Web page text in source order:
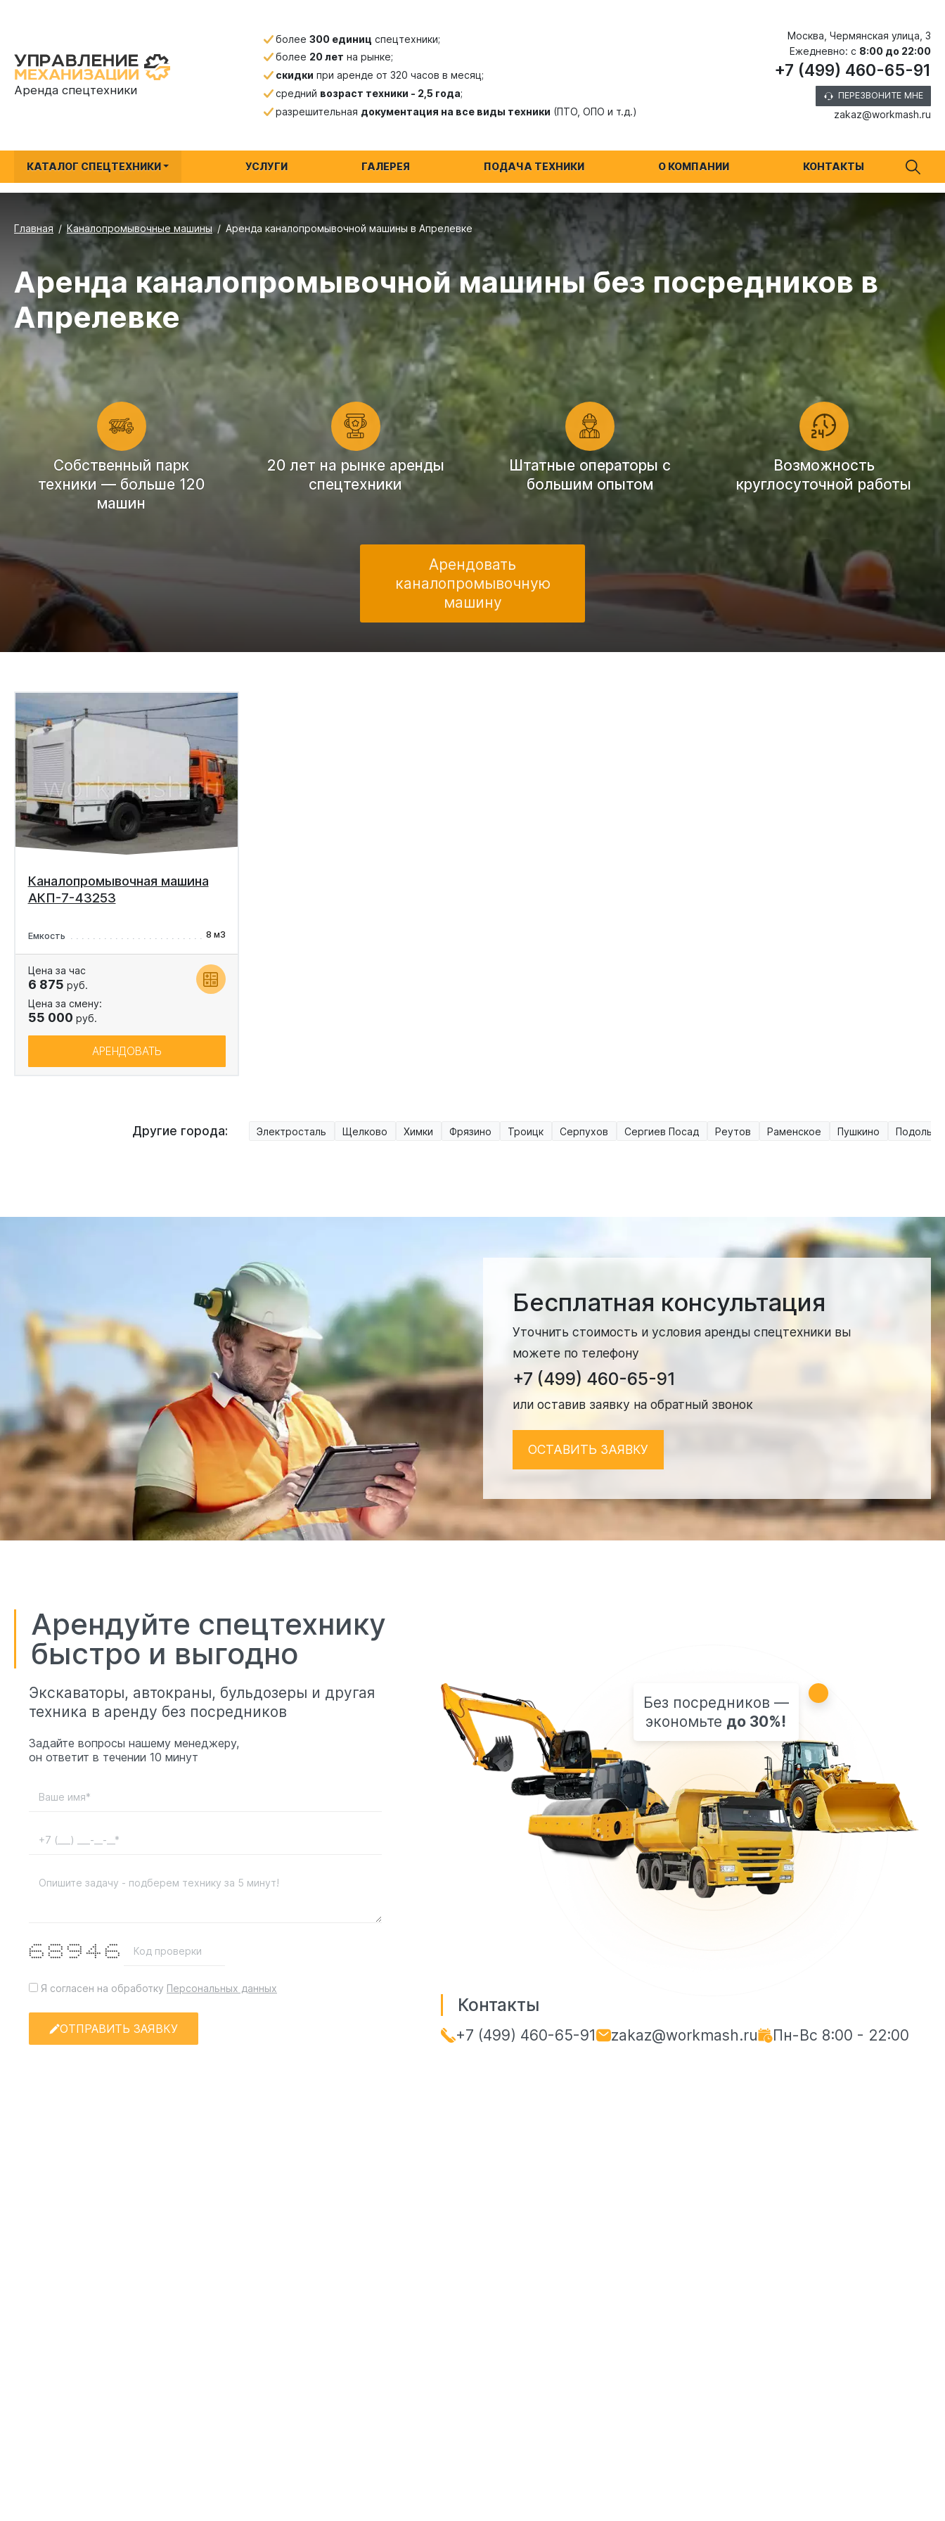
Аренда спецтехники
более 300 единиц спецтехники;
более 20 лет на рынке;
скидки при аренде от 320 часов в месяц;
средний возраст техники - 2,5 года;
разрешительная документация на все виды техники (ПТО, ОПО и т.д.)
Москва, Чермянская улица, 3
Ежедневно: с 8:00 до 22:00
+7 (499) 460-65-91
ПЕРЕЗВОНИТЕ МНЕ
zakaz@workmash.ru
КАТАЛОГ СПЕЦТЕХНИКИ УСЛУГИ ГАЛЕРЕЯ ПОДАЧА ТЕХНИКИ О КОМПАНИИ КОНТАКТЫ
Главная Каналопромывочные машины Аренда каналопромывочной машины в Апрелевке
Аренда каналопромывочной машины без посредников в
Апрелевке
Cобственный парк
техники — больше 120
машин
20 лет на рынке аренды
спецтехники
Штатные операторы с
большим опытом
Возможность
круглосуточной работы
Арендовать
каналопромывочную
машину
Каналопромывочная машина
АКП-7-43253
Емкость 8 м3
Цена за час
6 875 руб.
Цена за смену:
55 000 руб.
АРЕНДОВАТЬ
Другие города: Электросталь Щелково Химки Фрязино Троицк Серпухов Сергиев Посад Реутов Раменское Пушкино Подольск
Бесплатная консультация
Уточнить стоимость и условия аренды спецтехники вы
можете по телефону
+7 (499) 460-65-91
или оставив заявку на обратный звонок
ОСТАВИТЬ ЗАЯВКУ
Арендуйте спецтехнику
быстро и выгодно
Экскаваторы, автокраны, бульдозеры и другая
техника в аренду без посредников
Без посредников —
экономьте до 30%!
Задайте вопросы нашему менеджеру,
он ответит в течении 10 минут
**** ***** ***** * ****
* * * * * ** *
* * * * * * * *
****** ***** ****** * * ******
* * * * * ******* * *
* * * * * * * *
***** ***** **** * *****
Я согласен на обработку Персональных данных
ОТПРАВИТЬ ЗАЯВКУ
Контакты
+7 (499) 460-65-91 zakaz@workmash.ru Пн-Вс 8:00 - 22:00